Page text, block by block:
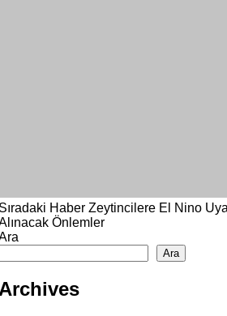
Haber Zeytincilere El Nino
Önlemler
Ara